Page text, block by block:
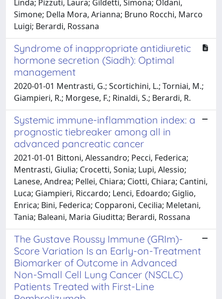
Linda; Pizzuti, Laura; Gildetti, Simona; Oldani,
Simone; Della Mora, Arianna; Bruno Rocchi, Marco
Luigi; Berardi, Rossana
Syndrome of inappropriate antidiuretic
hormone secretion (Siadh): Optimal
management
2020-01-01 Mentrasti, G.; Scortichini, L.; Torniai, M.;
Giampieri, R.; Morgese, F.; Rinaldi, S.; Berardi, R.
Systemic immune-inflammation index: a
prognostic tiebreaker among all in
advanced pancreatic cancer
2021-01-01 Bittoni, Alessandro; Pecci, Federica;
Mentrasti, Giulia; Crocetti, Sonia; Lupi, Alessio;
Lanese, Andrea; Pellei, Chiara; Ciotti, Chiara; Cantini,
Luca; Giampieri, Riccardo; Lenci, Edoardo; Giglio,
Enrica; Bini, Federica; Copparoni, Cecilia; Meletani,
Tania; Baleani, Maria Giuditta; Berardi, Rossana
The Gustave Roussy Immune (GRIm)-
Score Variation Is an Early-on-Treatment
Biomarker of Outcome in Advanced
Non-Small Cell Lung Cancer (NSCLC)
Patients Treated with First-Line